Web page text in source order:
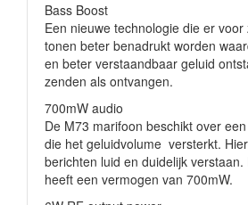
Bass Boost
Een nieuwe technologie die er
tonen beter benadrukt worden
en beter verstaandbaar geluid
zenden als ontvangen.
700mW audio
De M73 marifoon beschikt over
die het geluidvolume versterkt.
berichten luid en duidelijk
heeft een vermogen van 700mW.